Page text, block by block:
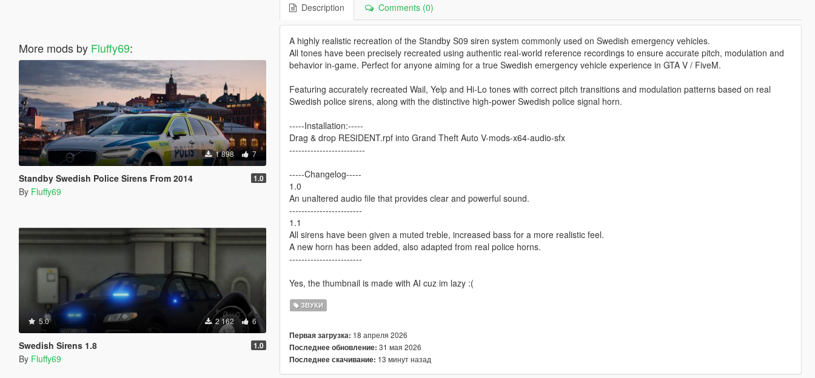
More mods by Fluffy69:
1 898 7
Standby Swedish Police Sirens From 2014 1.0
By Fluffy69
5.0 2 162 6
Swedish Sirens 1.8 1.0
By Fluffy69
Description Comments (0)
A highly realistic recreation of the Standby S09 siren system commonly used on Swedish emergency vehicles.
All tones have been precisely recreated using authentic real-world reference recordings to ensure accurate pitch, modulation and
behavior in-game. Perfect for anyone aiming for a true Swedish emergency vehicle experience in GTA V / FiveM.
Featuring accurately recreated Wail, Yelp and Hi-Lo tones with correct pitch transitions and modulation patterns based on real
Swedish police sirens, along with the distinctive high-power Swedish police signal horn.
-----Installation:-----
Drag & drop RESIDENT.rpf into Grand Theft Auto V-mods-x64-audio-sfx
-------------------------
-----Changelog-----
1.0
An unaltered audio file that provides clear and powerful sound.
------------------------
1.1
All sirens have been given a muted treble, increased bass for a more realistic feel.
A new horn has been added, also adapted from real police horns.
------------------------
Yes, the thumbnail is made with AI cuz im lazy :(
ЗВУКИ
Первая загрузка: 18 апреля 2026
Последнее обновление: 31 мая 2026
Последнее скачивание: 13 минут назад